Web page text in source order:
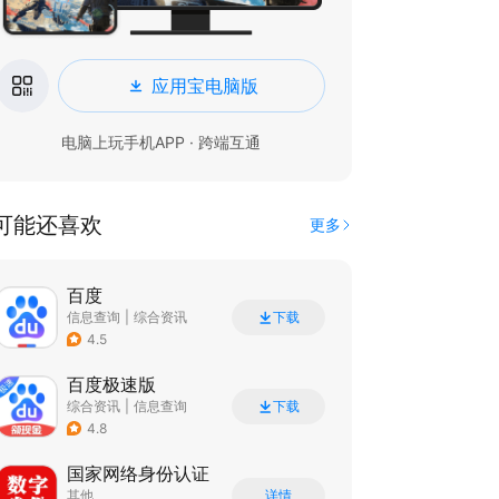
应用宝电脑版
电脑上玩手机APP · 跨端互通
能还喜欢 更多
百度
信息查询
综合资讯
4.5
下载
百度极速版
综合资讯
信息查询
4.8
下载
国家网络身份认证
其他 详情